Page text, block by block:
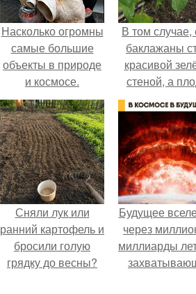
Насколько огромны
самые большие
объекты в природе
и космосе.
В том случае,
баклажаны
красивой
стеной, а
почти не
радоваться
нечему.
Сняли лук или
ранний картофель и
бросили голую
грядку до весны?
Будущее
через
миллиарды